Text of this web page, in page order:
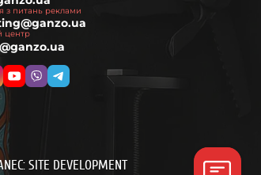
з питань реклами
центр
SITE DEVELOPMENT